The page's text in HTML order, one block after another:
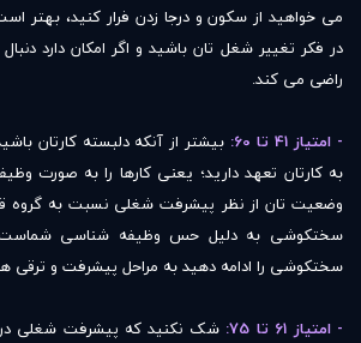
می خواهید از سکون و درجا زدن فرار کنید، بهتر
در فکر تغییر شغل تان باشید و اگر امکان دارد
راضی می کند.
- امتیاز 41 تا 60:
بیشتر از آنکه دلبسته کارتان
به کارتان تعهد دارید؛ یعنی کارها را به صورت
وضعیت تان از نظر پیشرفت شغلی نسبت به گروه
سختکوشی به دلیل حس وظیفه شناسی شماست.
سختکوشی را ادامه دهید به مراحل پیشرفت و
- امتیاز 61 تا 75:
شک نکنید که پیشرفت شغلی